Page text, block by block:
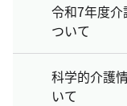
令和7年度
ついて
科学的介護
いて